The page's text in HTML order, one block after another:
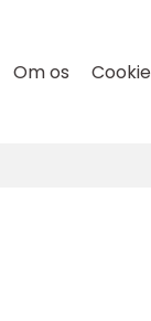
Om os